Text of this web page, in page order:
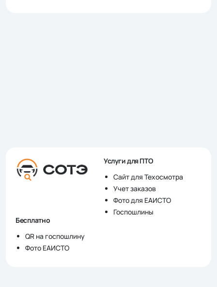
Услуги для ПТО
Сайт для Техосмотра
Учет заказов
Фото для ЕАИСТО
Госпошлины
Бесплатно
QR на госпошлину
Фото ЕАИСТО